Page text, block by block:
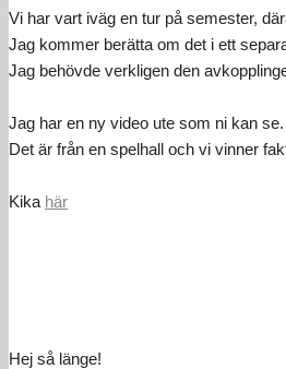
Vi har vart iväg en tur på semester,
Jag kommer berätta om det i ett
Jag behövde verkligen den
Jag har en ny video ute som ni kan se.
Det är från en spelhall och vi vinner
Kika här
Hej så länge!